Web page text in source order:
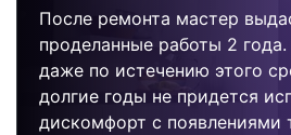
После ремонта мастер
проделанные работы 2
даже по истечению этого
долгие годы не придется
дискомфорт с появлениями